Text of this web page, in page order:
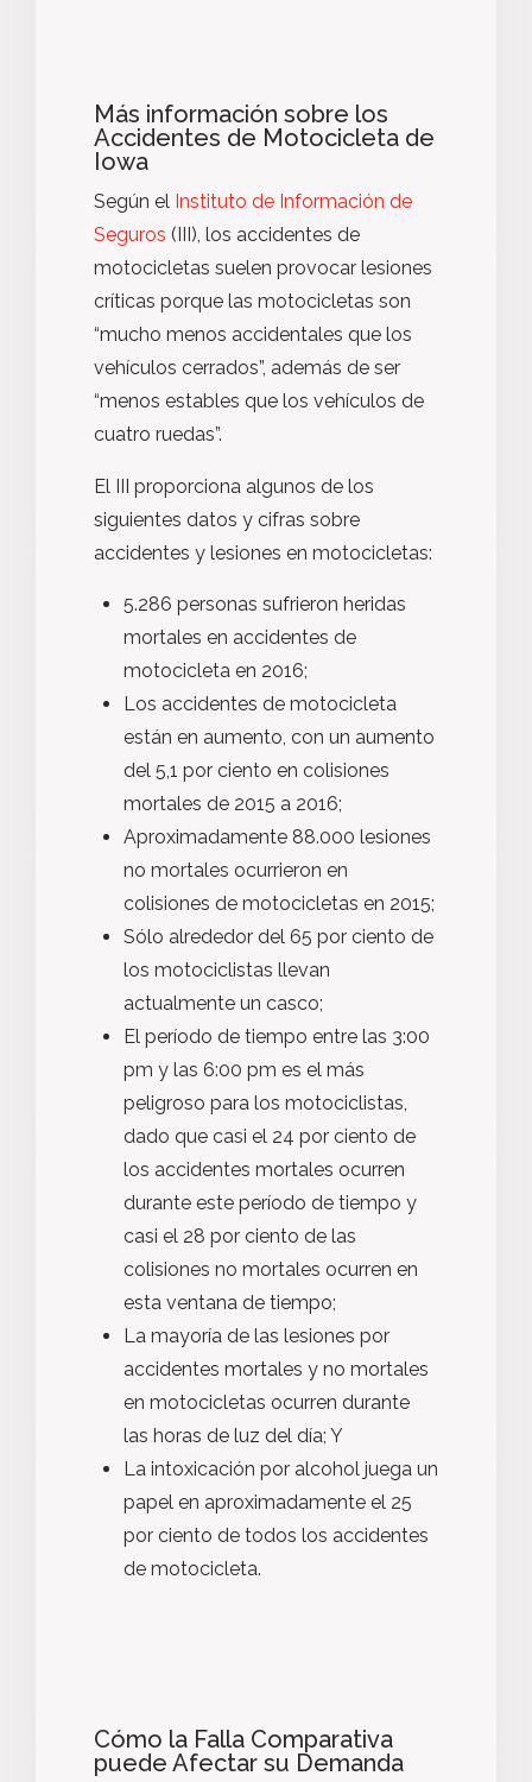
Más información sobre los
Accidentes de Motocicleta de
Iowa
Según el Instituto de Información de
Seguros (III), los accidentes de
motocicletas suelen provocar lesiones
críticas porque las motocicletas son
“mucho menos accidentales que los
vehículos cerrados”, además de ser
“menos estables que los vehículos de
cuatro ruedas”.
El III proporciona algunos de los
siguientes datos y cifras sobre
accidentes y lesiones en motocicletas:
5.286 personas sufrieron heridas
mortales en accidentes de
motocicleta en 2016;
Los accidentes de motocicleta
están en aumento, con un aumento
del 5,1 por ciento en colisiones
mortales de 2015 a 2016;
Aproximadamente 88.000 lesiones
no mortales ocurrieron en
colisiones de motocicletas en 2015;
Sólo alrededor del 65 por ciento de
los motociclistas llevan
actualmente un casco;
El período de tiempo entre las 3:00
pm y las 6:00 pm es el más
peligroso para los motociclistas,
dado que casi el 24 por ciento de
los accidentes mortales ocurren
durante este período de tiempo y
casi el 28 por ciento de las
colisiones no mortales ocurren en
esta ventana de tiempo;
La mayoría de las lesiones por
accidentes mortales y no mortales
en motocicletas ocurren durante
las horas de luz del día; Y
La intoxicación por alcohol juega un
papel en aproximadamente el 25
por ciento de todos los accidentes
de motocicleta.
Cómo la Falla Comparativa
puede Afectar su Demanda